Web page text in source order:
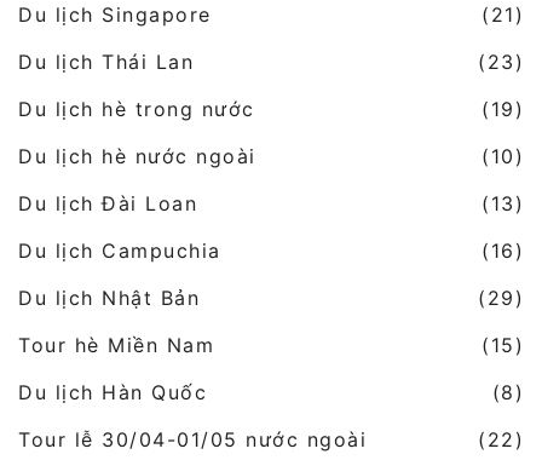
Du lịch Singapore
(21)
Du lịch Thái Lan
(23)
Du lịch hè trong nước
(19)
Du lịch hè nước ngoài
(10)
Du lịch Đài Loan
(13)
Du lịch Campuchia
(16)
Du lịch Nhật Bản
(29)
Tour hè Miền Nam
(15)
Du lịch Hàn Quốc
(8)
Tour lễ 30/04-01/05 nước ngoài
(22)